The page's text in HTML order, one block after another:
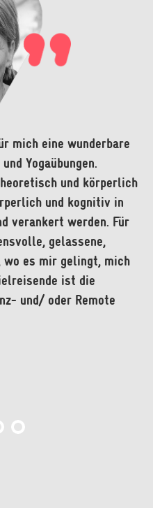
mich eine wunderbare
Yogaübungen.
und körperlich
und kognitiv in
verankert werden. Für
gelassene,
es mir gelingt, mich
ist die
und/ oder Remote
ich bereits zu
hat mich die
wie geistig anregende
wieder begeistert
und Struktur des
von Ablenkung und
zu bleiben.
Anstrengung,
über die Yogalehre.
Aussehen, seiner
Outfits beurteilt. Super
abgesagte Stunden